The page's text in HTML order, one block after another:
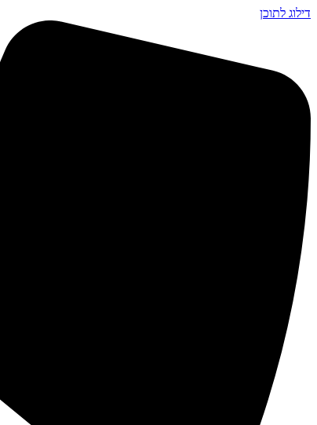
דילוג לתוכן